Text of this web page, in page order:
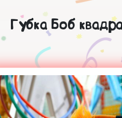
Губка Боб